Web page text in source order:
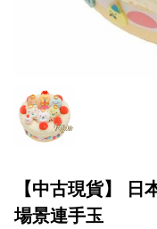
【中古現貨】
場景連手玉